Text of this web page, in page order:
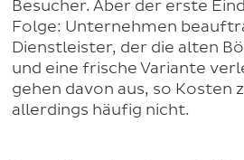
Besucher. Aber der erste
Folge: Unternehmen
Dienstleister, der die alten
und eine frische Variante
gehen davon aus, so Kosten
allerdings häufig nicht.